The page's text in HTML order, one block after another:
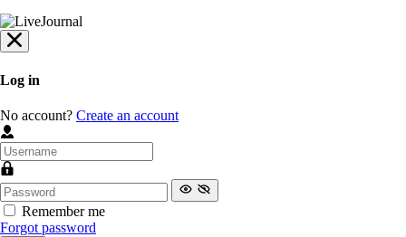
Log in
No account? Create an account
Remember me
Forgot password